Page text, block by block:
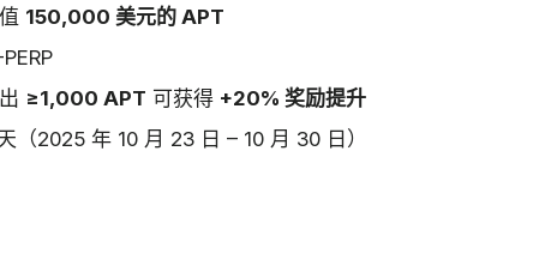
150,000 美元的 APT
≥1,000 APT 可获得 +20% 奖励提升
（2025 年 10 月 23 日 – 10 月 30 日）